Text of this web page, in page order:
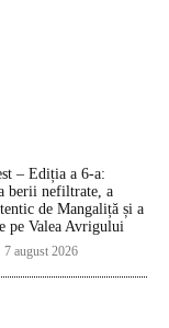
– Ediția a 6-a:
berii nefiltrate, a
de Mangaliță și a
pe Valea Avrigului
7 august 2026